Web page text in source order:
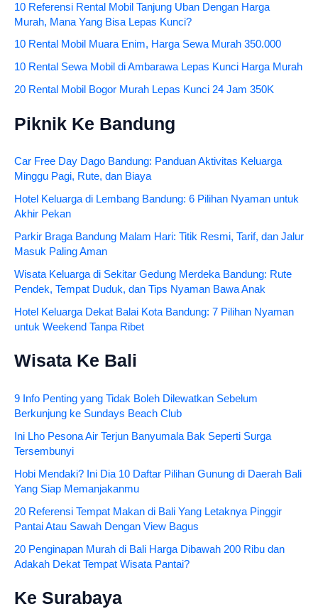
10 Referensi Rental Mobil Tanjung Uban Dengan Harga
Murah, Mana Yang Bisa Lepas Kunci?
10 Rental Mobil Muara Enim, Harga Sewa Murah 350.000
10 Rental Sewa Mobil di Ambarawa Lepas Kunci Harga Murah
20 Rental Mobil Bogor Murah Lepas Kunci 24 Jam 350K
Piknik Ke Bandung
Car Free Day Dago Bandung: Panduan Aktivitas Keluarga
Minggu Pagi, Rute, dan Biaya
Hotel Keluarga di Lembang Bandung: 6 Pilihan Nyaman untuk
Akhir Pekan
Parkir Braga Bandung Malam Hari: Titik Resmi, Tarif, dan Jalur
Masuk Paling Aman
Wisata Keluarga di Sekitar Gedung Merdeka Bandung: Rute
Pendek, Tempat Duduk, dan Tips Nyaman Bawa Anak
Hotel Keluarga Dekat Balai Kota Bandung: 7 Pilihan Nyaman
untuk Weekend Tanpa Ribet
Wisata Ke Bali
9 Info Penting yang Tidak Boleh Dilewatkan Sebelum
Berkunjung ke Sundays Beach Club
Ini Lho Pesona Air Terjun Banyumala Bak Seperti Surga
Tersembunyi
Hobi Mendaki? Ini Dia 10 Daftar Pilihan Gunung di Daerah Bali
Yang Siap Memanjakanmu
20 Referensi Tempat Makan di Bali Yang Letaknya Pinggir
Pantai Atau Sawah Dengan View Bagus
20 Penginapan Murah di Bali Harga Dibawah 200 Ribu dan
Adakah Dekat Tempat Wisata Pantai?
Ke Surabaya